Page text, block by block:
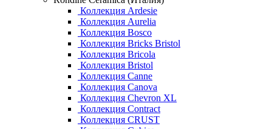
Коллекция Ardesie
Коллекция Aurelia
Коллекция Bosco
Коллекция Bricks Bristol
Коллекция Bricola
Коллекция Bristol
Коллекция Canne
Коллекция Canova
Коллекция Chevron XL
Коллекция Contract
Коллекция CRUST